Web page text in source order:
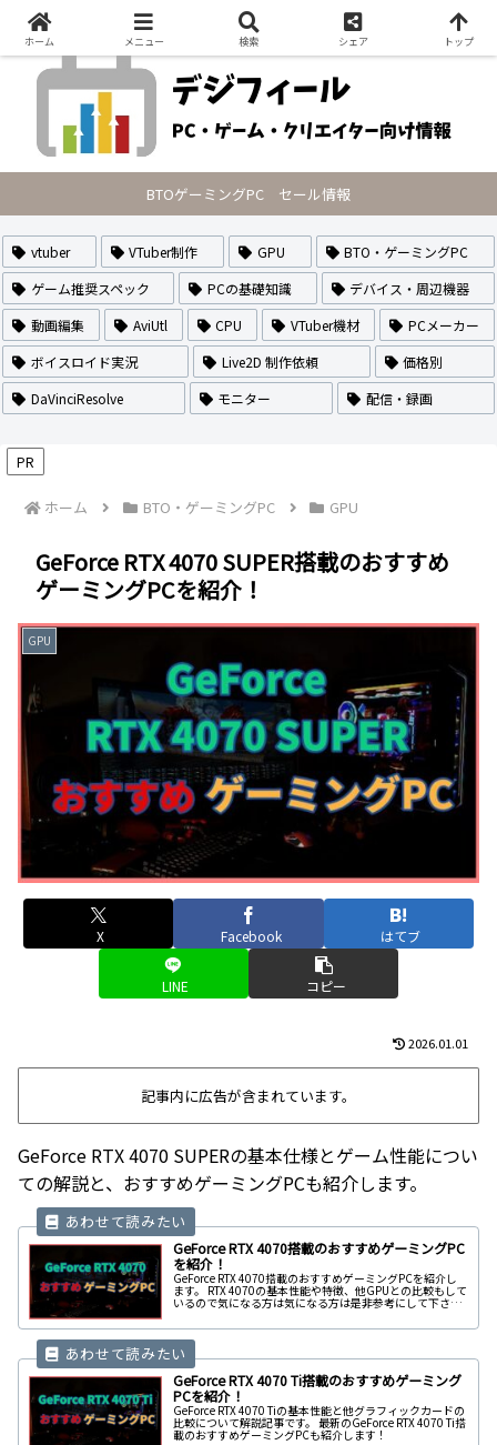
PCの最新セール情報・VTuberのなり方や作り方・配信方法を紹介
BTOゲーミングPC セール情報
vtuber VTuber制作 GPU
BTO・ゲーミングPC
ゲーム推奨スペック
PCの基礎知識
デバイス・周辺機器
動画編集
AviUtl CPU VTuber機材
PCメーカー
ボイスロイド実況
Live2D 制作依頼
価格別
DaVinciResolve
モニター 配信・録画
PR
ホーム BTO・ゲーミングPC GPU
GeForce RTX 4070 SUPER搭載のおすすめ
ゲーミングPCを紹介！
GPU
X Facebook はてブ
LINE コピー
2026.01.01
記事内に広告が含まれています。
GeForce RTX 4070 SUPERの基本仕様とゲーム性能につい
ての解説と、おすすめゲーミングPCも紹介します。
GeForce RTX 4070搭載のおすすめゲーミングPC
を紹介！
GeForce RTX 4070搭載のおすすめゲーミングPCを紹介し
ます。 RTX 4070の基本性能や特徴、他GPUとの比較もして
いるので気になる方は気になる方は是非参考にして下さ
GeForce RTX 4070 Ti搭載のおすすめゲーミング
PCを紹介！
GeForce RTX 4070 Tiの基本性能と他グラフィックカードの
比較について解説記事です。 最新のGeForce RTX 4070 Ti搭
載のおすすめゲーミングPCも紹介します！
ホーム メニュー 検索 シェア トップ